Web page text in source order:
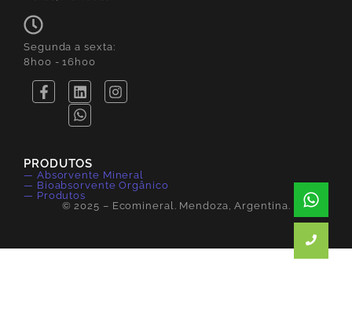
Segunda a sexta:
8h00 - 16h00
PRODUTOS
— Absorvente Mineral
— Bioabsorvente Orgânico
— Produtos
© 2025 – Ecomineral. Mendoza, Argentina.